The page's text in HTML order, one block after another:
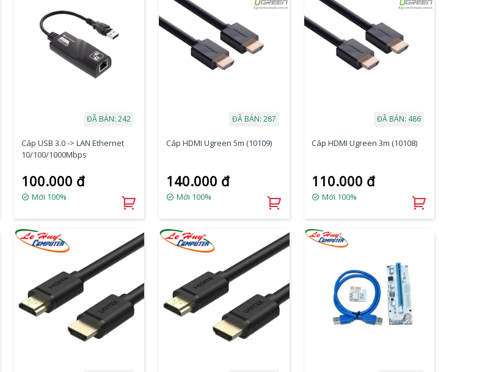
ĐÃ BÁN: 242
Cáp USB 3.0 -> LAN Ethernet
10/100/1000Mbps
100.000 đ
Mới 100%
ĐÃ BÁN: 287
Cáp HDMI Ugreen 5m (10109)
140.000 đ
Mới 100%
ĐÃ BÁN: 486
Cáp HDMI Ugreen 3m (10108)
110.000 đ
Mới 100%